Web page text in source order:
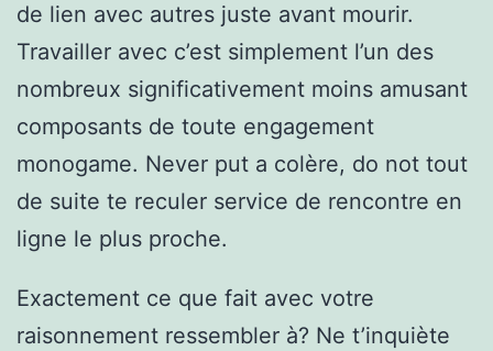
de lien avec autres juste avant mourir.
Travailler avec c’est simplement l’un des
nombreux significativement moins amusant
composants de toute engagement
monogame. Never put a colère, do not tout
de suite te reculer service de rencontre en
ligne le plus proche.
Exactement ce que fait avec votre
raisonnement ressembler à? Ne t’inquiète